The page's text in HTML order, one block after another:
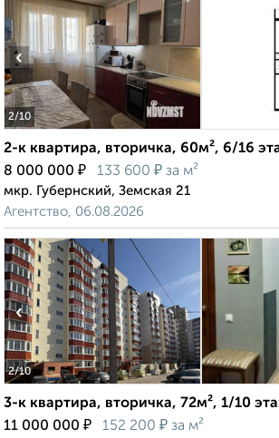
2/10
‹
2-к квартира, вторичка, 60м², 6/16
8 000 000 ₽ 133 600 ₽ за м²
мкр. Губернский, Земская 21
Агентство, 06.08.2026
2/10
‹
3-к квартира, вторичка, 72м², 1/10
11 000 000 ₽ 152 200 ₽ за м²